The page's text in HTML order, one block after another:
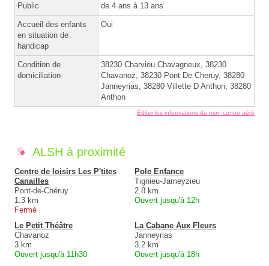
Public de 4 ans à 13 ans
Accueil des enfants
en situation de
handicap
Oui
Condition de
domiciliation
38230 Charvieu Chavagneux, 38230
Chavanoz, 38230 Pont De Cheruy, 38280
Janneyrias, 38280 Villette D Anthon, 38280
Anthon
Éditer les informations de mon centre aéré
ALSH à proximité
Centre de loisirs Les P'tites
Canailles
Pont-de-Chéruy
1.3 km
Fermé
Pole Enfance
Tignieu-Jameyzieu
2.8 km
Ouvert jusqu'à 12h
Le Petit Théâtre
Chavanoz
3 km
Ouvert jusqu'à 11h30
La Cabane Aux Fleurs
Janneyrias
3.2 km
Ouvert jusqu'à 18h